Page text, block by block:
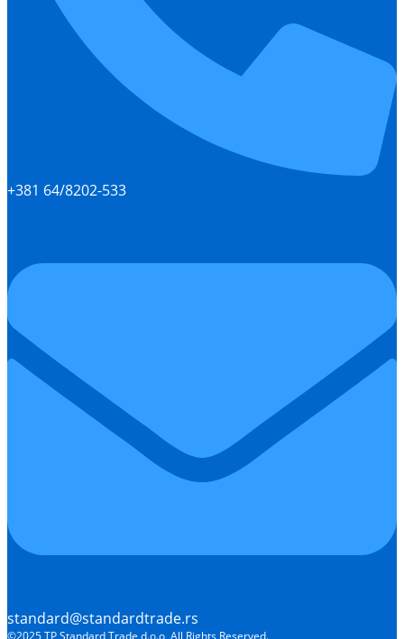
+381 64/8202-533
standard@standardtrade.rs
©2025 TP Standard Trade d.o.o, All Rights Reserved.